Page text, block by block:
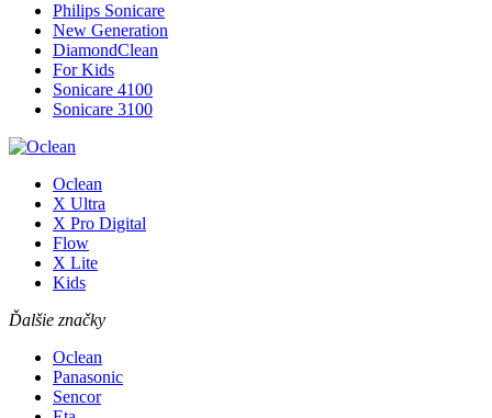
Philips Sonicare
New Generation
DiamondClean
For Kids
Sonicare 4100
Sonicare 3100
Oclean
X Ultra
X Pro Digital
Flow
X Lite
Kids
Ďalšie značky
Oclean
Panasonic
Sencor